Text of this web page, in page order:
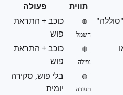
פעולה
🔴
כוכב + התראת
פוש
🔴
כוכב + התראת
פוש
בלי פוש, סקירה
יומית